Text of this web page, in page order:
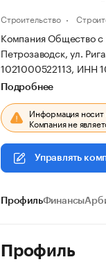
Строительство
Компания Общество с
Петрозаводск, ул.
1021000522113, ИНН
Подробнее
Информация носит
Компания не
Управлять
ПрофильФинансы
Профиль